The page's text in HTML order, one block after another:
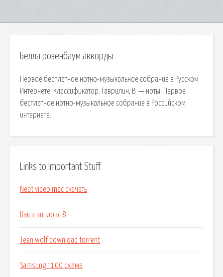
Белла розенбаум аккорды
Первое бесплатное нотно-музыкальное собрание в Русском
Интернете. Классификатор. Гаврилин, В. — ноты. Первое
бесплатное нотно-музыкальное собрание в Российском
интернете.
Links to Important Stuff
Neat video mac скачать
Как в виндовс 8
Teen wolf download torrent
Samsung n100 схема